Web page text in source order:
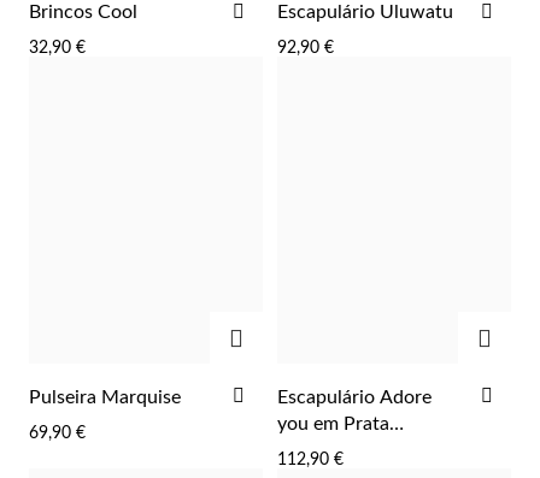
Prata e Ouro
Brincos Cool
32,90 €
ADICIONAR
FAVORITOS
Escapulário Uluwatu
92,90 €
Pulseira Marquise
69,90 €
ADICIONAR
AOS
Escapulário Adore
you em Prata
Dourada
112,90 €